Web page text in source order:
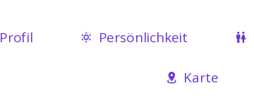
Profil Persönlichkeit
Karte